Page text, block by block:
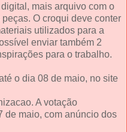
mais arquivo com o
O croqui deve conter
utilizados para a
enviar também 2
para o trabalho.
o dia 08 de maio, no site
A votação
de maio, com anúncio dos